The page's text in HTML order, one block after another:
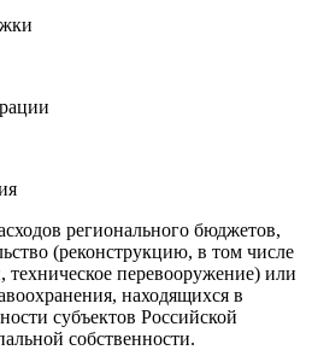
регионального бюджетов,
(реконструкцию, в том числе
техническое перевооружение) или
находящихся в
субъектов Российской
собственности.